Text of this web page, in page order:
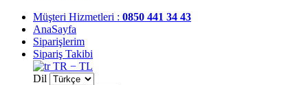
Müşteri Hizmetleri : 0850 441 34 43
AnaSayfa
Siparişlerim
Sipariş Takibi
TR − TL
Dil